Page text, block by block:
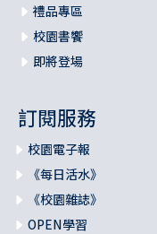
禮品專區
校園書饗
即將登場
訂閱服務
校園電子報
《每日活水》
《校園雜誌》
OPEN學習